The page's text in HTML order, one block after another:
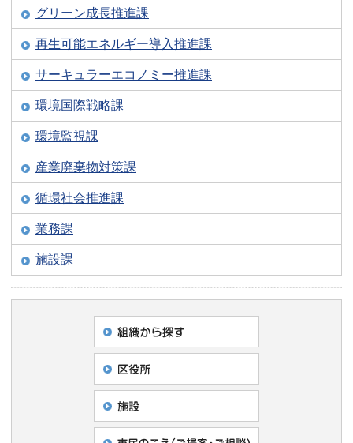
グリーン成長推進課
再生可能エネルギー導入推進課
サーキュラーエコノミー推進課
環境国際戦略課
環境監視課
産業廃棄物対策課
循環社会推進課
業務課
施設課